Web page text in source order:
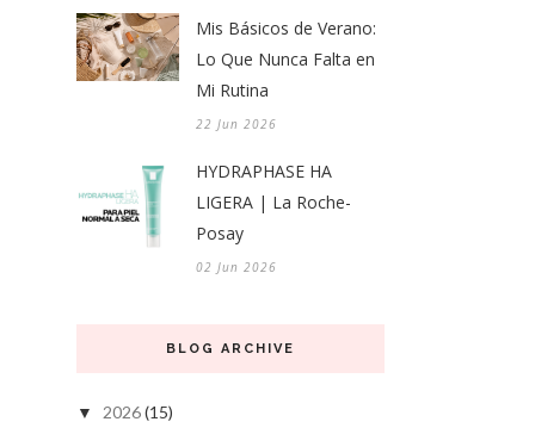
Mis Básicos de Verano:
Lo Que Nunca Falta en
Mi Rutina
22 Jun 2026
HYDRAPHASE HA
LIGERA | La Roche-
Posay
02 Jun 2026
BLOG ARCHIVE
▼ 2026(15)